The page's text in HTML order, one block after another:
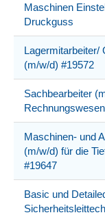
Maschinen
Druckguss
Lagermitarbeiter/
(m/w/d) #19572
Sachbearbeiter
Rechnungswesen
Maschinen- und
(m/w/d) für die
#19647
Basic und